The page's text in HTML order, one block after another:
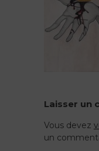
Laisser un
Vous devez
un